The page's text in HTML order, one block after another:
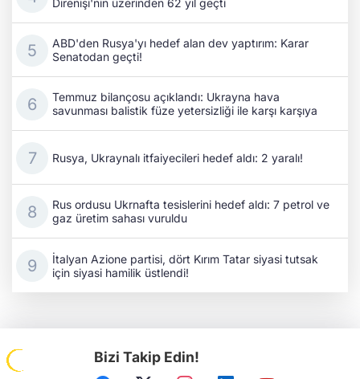
Direnişi'nin üzerinden 62 yıl geçti
ABD'den Rusya'yı hedef alan dev yaptırım: Karar
Senatodan geçti!
Temmuz bilançosu açıklandı: Ukrayna hava
savunması balistik füze yetersizliği ile karşı karşıya
Rusya, Ukraynalı itfaiyecileri hedef aldı: 2 yaralı!
Rus ordusu Ukrnafta tesislerini hedef aldı: 7 petrol ve
gaz üretim sahası vuruldu
İtalyan Azione partisi, dört Kırım Tatar siyasi tutsak
için siyasi hamilik üstlendi!
Bizi Takip Edin!